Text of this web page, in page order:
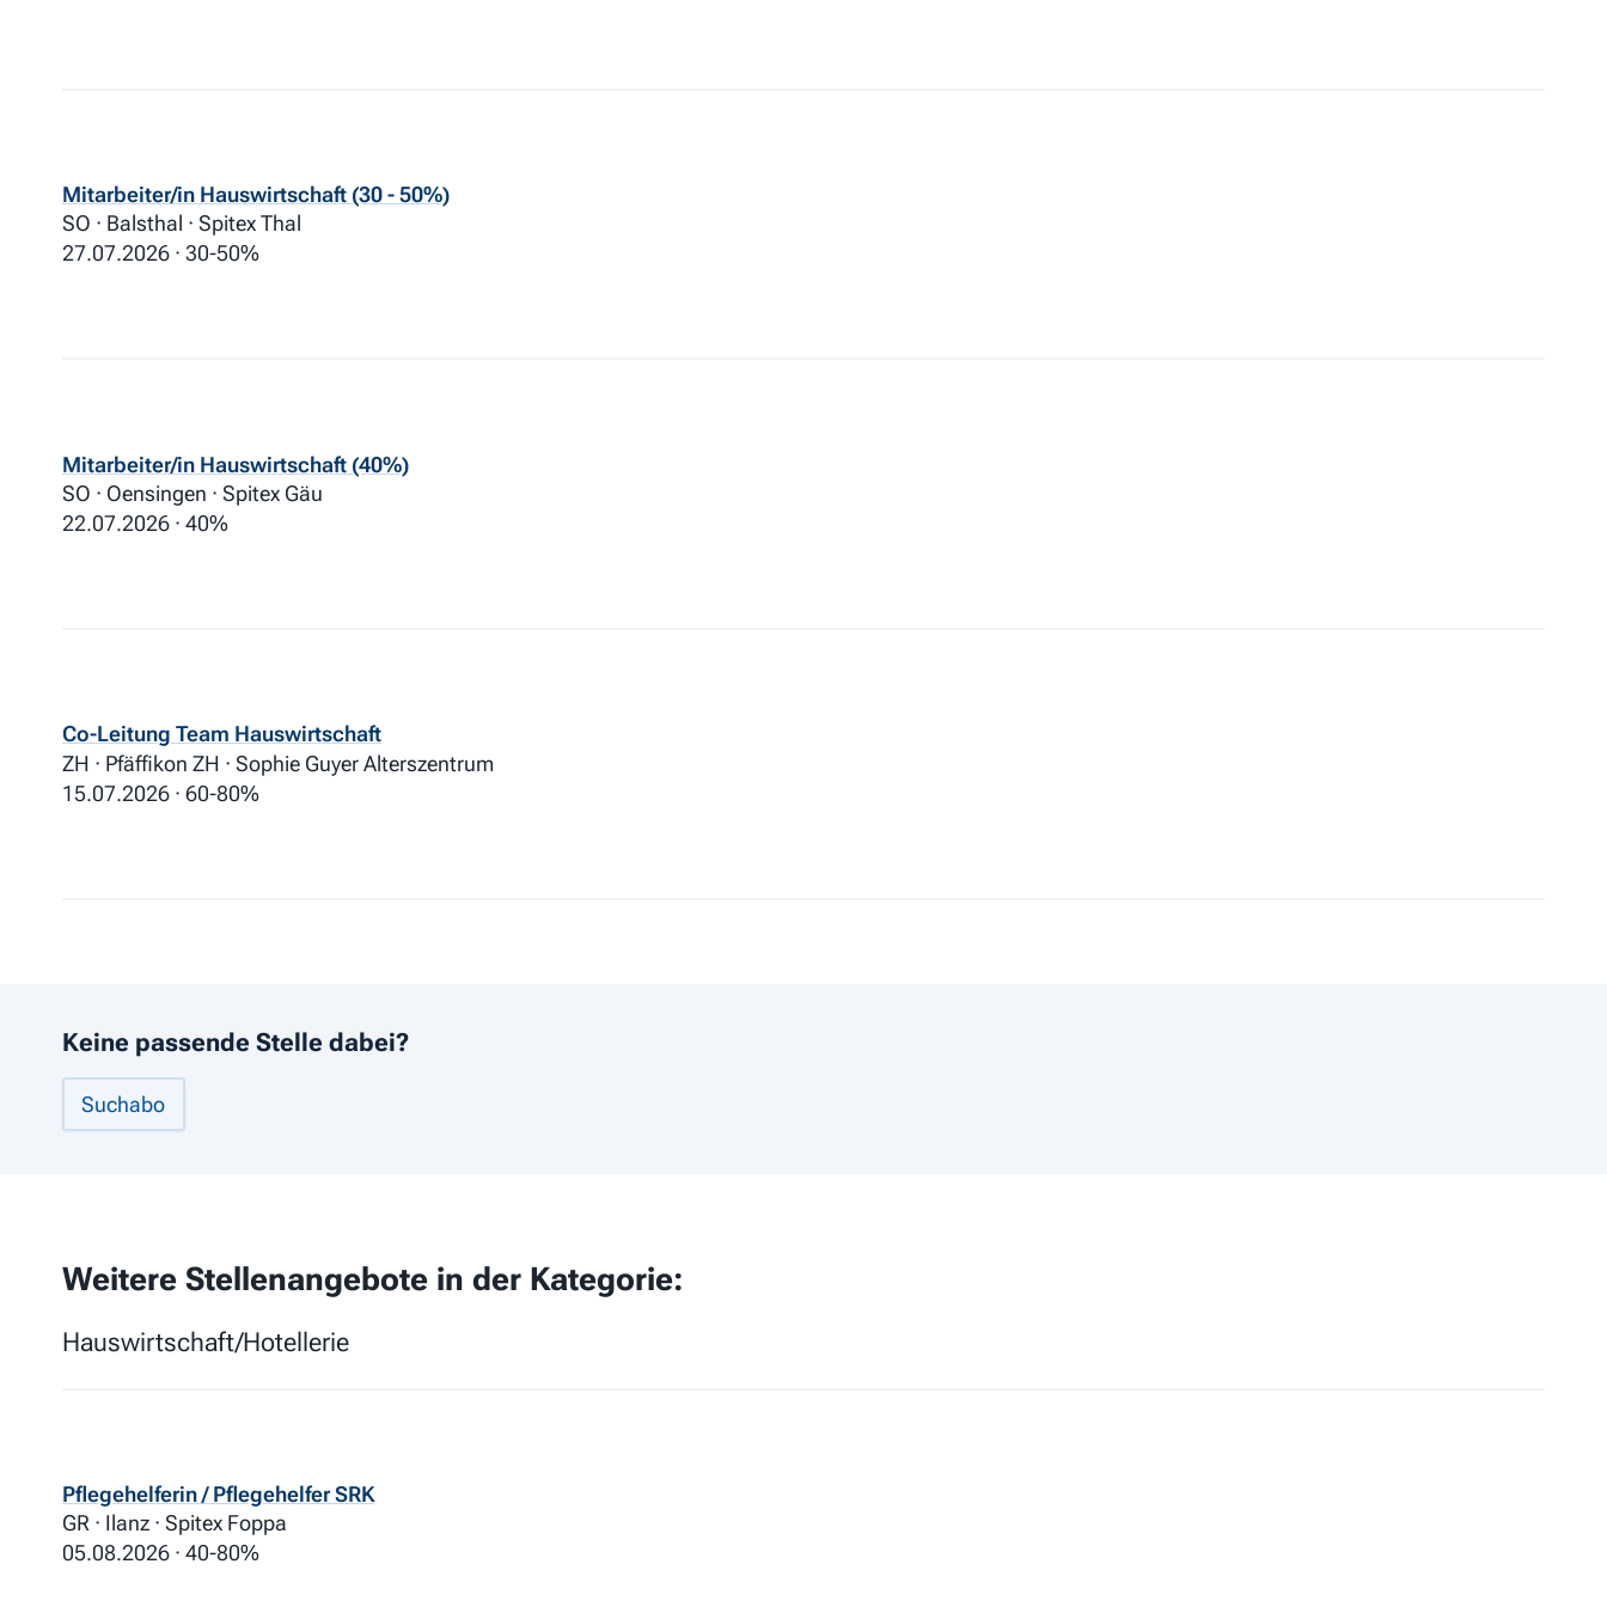
Mitarbeiter/in Hauswirtschaft (30 - 50%)
SO · Balsthal · Spitex Thal
27.07.2026
30-50%
Mitarbeiter/in Hauswirtschaft (40%)
SO · Oensingen · Spitex Gäu
22.07.2026
40%
Co-Leitung Team Hauswirtschaft
ZH · Pfäffikon ZH · Sophie Guyer Alterszentrum
15.07.2026
60-80%
Keine passende Stelle dabei?
Suchabo
Weitere Stellenangebote in der Kategorie:
Hauswirtschaft/Hotellerie
Pflegehelferin / Pflegehelfer SRK
GR · Ilanz · Spitex Foppa
05.08.2026
40-80%